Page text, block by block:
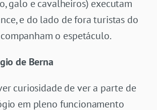
galo e cavalheiros) executam
e do lado de fora turistas do
o espetáculo.
de Berna
curiosidade de ver a parte de
em pleno funcionamento